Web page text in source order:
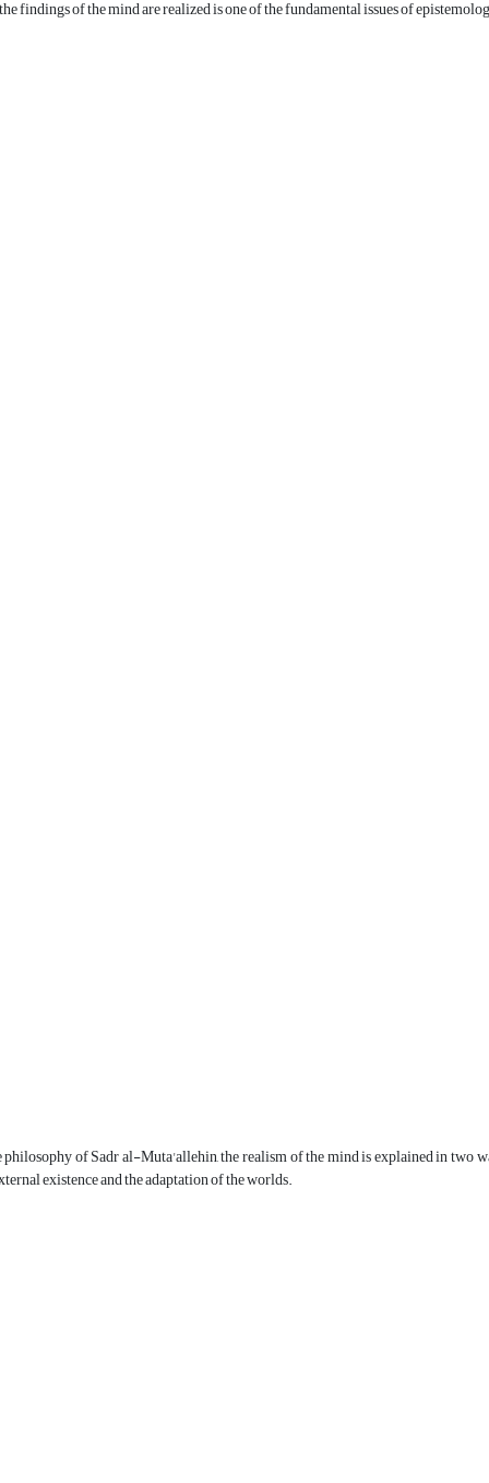
findings of the mind are realized is one of the fundamental issues of
of Sadr al-Muta'allehin, the realism of the mind is explained in two
existence and the adaptation of the worlds.